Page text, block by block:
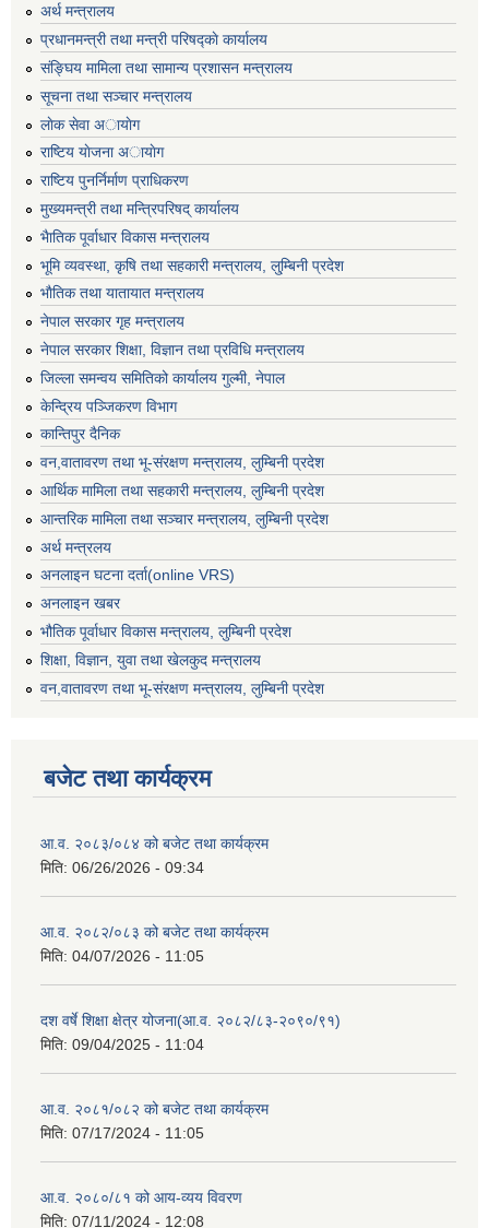
अर्थ मन्त्रालय
प्रधानमन्त्री तथा मन्त्री परिषद्काे कार्यालय
संङ्घिय मामिला तथा सामान्य प्रशासन मन्त्रालय
सूचना तथा सञ्चार मन्त्रालय
लाेक सेवा अायाेग
राष्टिय याेजना अायाेग
राष्टिय पुनर्निर्माण प्राधिकरण
मुख्यमन्त्री तथा मन्त्रिपरिषद् कार्यालय
भैातिक पूर्वाधार विकास मन्त्रालय
भूमि व्यवस्था, कृषि तथा सहकारी मन्त्रालय, लु्म्बिनी प्रदेश
भाैतिक तथा यातायात मन्त्रालय
नेपाल सरकार गृह मन्त्रालय
नेपाल सरकार शिक्षा, विज्ञान तथा प्रविधि मन्त्रालय
जिल्ला समन्वय समितिको कार्यालय गुल्मी, नेपाल
केन्द्रिय पञ्जिकरण विभाग
कान्तिपुर दैनिक
वन,वातावरण तथा भू-संरक्षण मन्त्रालय, लुम्बिनी प्रदेश
आर्थिक मामिला तथा सहकारी मन्त्रालय, लुम्बिनी प्रदेश
आन्तरिक मामिला तथा सञ्चार मन्त्रालय, लुम्बिनी प्रदेश
अर्थ मन्त्रलय
अनलाइन घटना दर्ता(online VRS)
अनलाइन खबर
भौतिक पूर्वाधार विकास मन्त्रालय, लुम्बिनी प्रदेश
शिक्षा, विज्ञान, युवा तथा खेलकुद मन्‍‍त्रालय
वन,वातावरण तथा भू-संरक्षण मन्त्रालय, लुम्बिनी प्रदेश
बजेट तथा कार्यक्रम
आ.व. २०८३/०८४ को बजेट तथा कार्यक्रम
मिति: 06/26/2026 - 09:34
आ.व. २०८२/०८३ को बजेट तथा कार्यक्रम
मिति: 04/07/2026 - 11:05
दश वर्षे शिक्षा क्षेत्र योजना(आ.व. २०८२/८३-२०९०/९१)
मिति: 09/04/2025 - 11:04
आ.व. २०८१/०८२ को बजेट तथा कार्यक्रम
मिति: 07/17/2024 - 11:05
आ.व. २०८०/८१ को आय-व्यय विवरण
मिति: 07/11/2024 - 12:08